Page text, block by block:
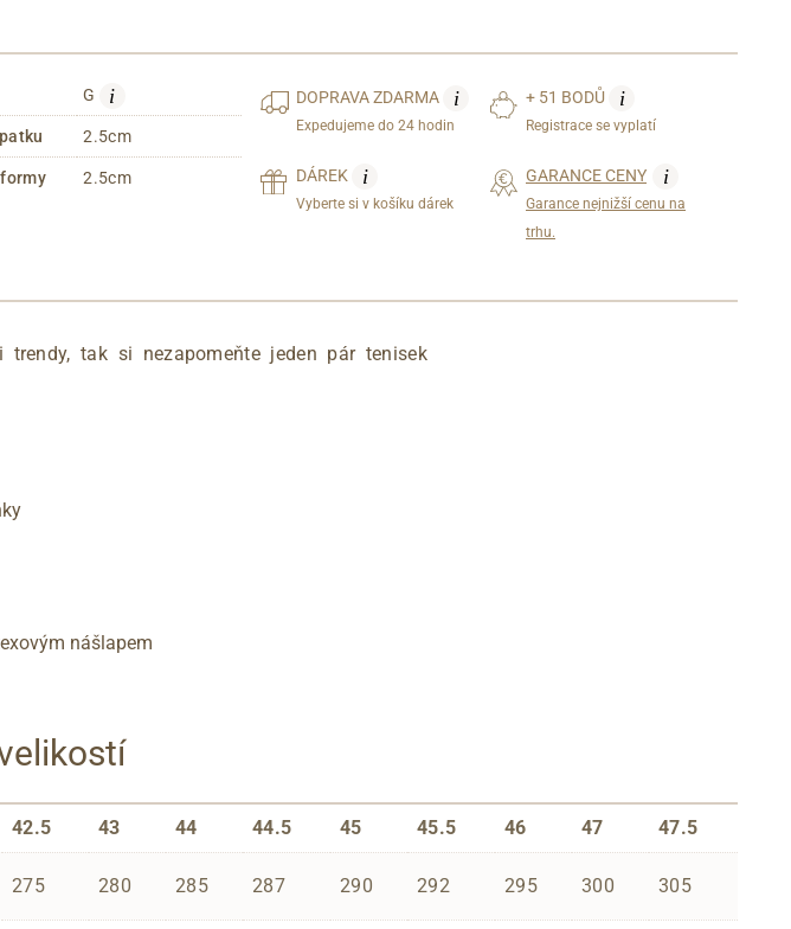
G i
2.5cm
2.5cm
DOPRAVAZDARMA i
Expedujeme do 24 hodin
+ 51 BODŮ i
Registrace se vyplatí
DÁREK i
Vyberte si v košíku dárek
GARANCE CENY i
Garance nejnižší cenu na
trhu.
trendy, tak si nezapomeňte jeden pár tenisek
nášlapem
42.5 43 44 44.5 45 45.5 46 47 47.5
275 280 285 287 290 292 295 300 305